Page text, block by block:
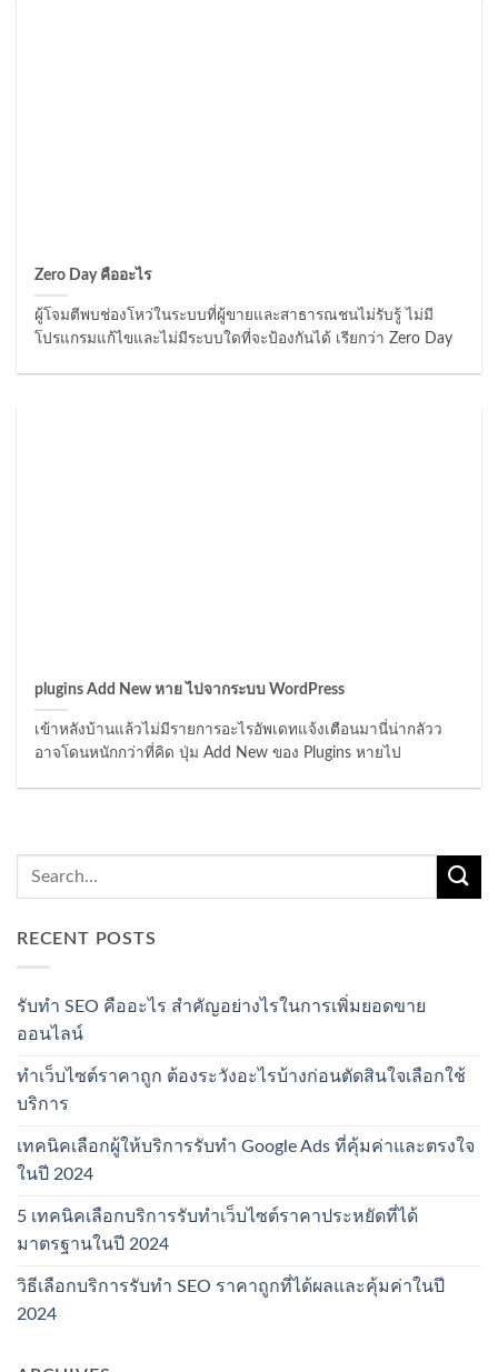
Zero Day คืออะไร
ผู้โจมตีพบช่องโหว่ในระบบที่ผู้ขายและสาธารณชนไม่รับรู้ ไม่มี
โปรแกรมแก้ไขและไม่มีระบบใดที่จะป้องกันได้ เรียกว่า Zero Day
plugins Add New หาย ไปจากระบบ WordPress
เข้าหลังบ้านแล้วไม่มีรายการอะไรอัพเดทแจ้งเตือนมานี่น่ากลัวว
อาจโดนหนักกว่าที่คิด ปุ่ม Add New ของ Plugins หายไป
RECENT POSTS
รับทำ SEO คืออะไร สำคัญอย่างไรในการเพิ่มยอดขาย
ออนไลน์
ทำเว็บไซต์ราคาถูก ต้องระวังอะไรบ้างก่อนตัดสินใจเลือกใช้
บริการ
เทคนิคเลือกผู้ให้บริการรับทำ Google Ads ที่คุ้มค่าและตรงใจ
ในปี 2024
5 เทคนิคเลือกบริการรับทำเว็บไซต์ราคาประหยัดที่ได้
มาตรฐานในปี 2024
วิธีเลือกบริการรับทำ SEO ราคาถูกที่ได้ผลและคุ้มค่าในปี
2024